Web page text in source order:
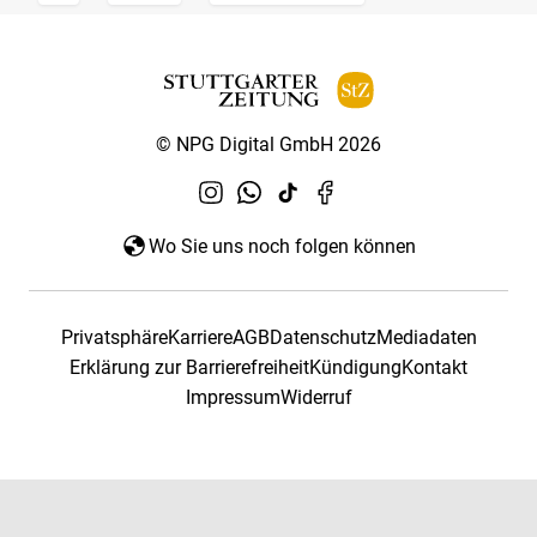
© NPG Digital GmbH 2026
Wo Sie uns noch folgen können
PrivatsphäreKarriereAGBDatenschutzMediadaten
Erklärung zur BarrierefreiheitKündigungKontakt
ImpressumWiderruf